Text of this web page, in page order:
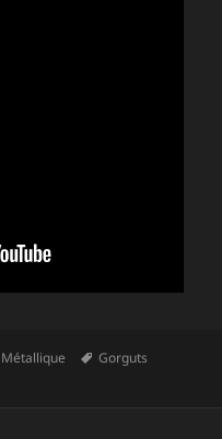
Mots-
Gorguts